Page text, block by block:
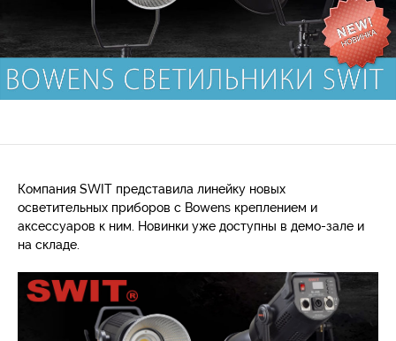
Компания SWIT представила линейку новых
осветительных приборов с Bowens креплением и
аксессуаров к ним. Новинки уже доступны в демо-зале и
на складе.